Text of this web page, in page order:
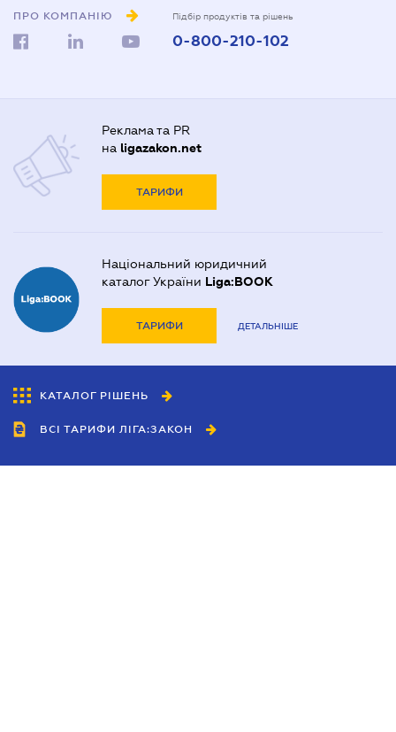
ПРО КОМПАНІЮ Підбір продуктів та рішень
0-800-210-102
Реклама та PR
на ligazakon.net
ТАРИФИ
Національний юридичний
каталог України Liga:BOOK
ТАРИФИ ДЕТАЛЬНІШЕ
КАТАЛОГ РІШЕНЬ
ВСІ ТАРИФИ ЛІГА:ЗАКОН